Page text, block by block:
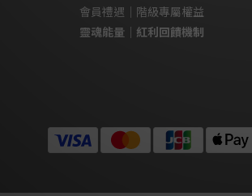
會員禮遇｜階級專屬權益
靈魂能量｜紅利回饋機制